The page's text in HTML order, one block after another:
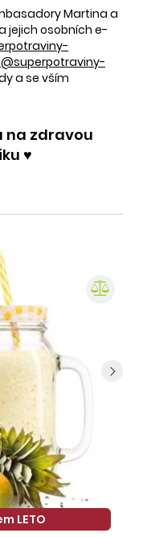
Martina a
jejich osobních e-
a se vším
na zdravou
♥️
LETO